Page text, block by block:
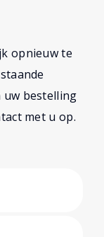
opnieuw te
uw bestelling
met u op.